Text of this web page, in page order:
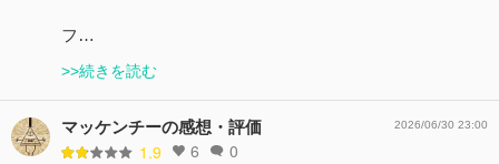
フ…
>>続きを読む
マッケンチーの感想・評価
1.9 6 0
2026/06/30 23:00